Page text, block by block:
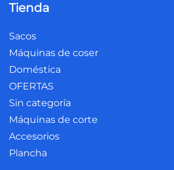
Tienda
Sacos
Máquinas de coser
Doméstica
OFERTAS
Sin categoría
Máquinas de corte
Accesorios
Plancha